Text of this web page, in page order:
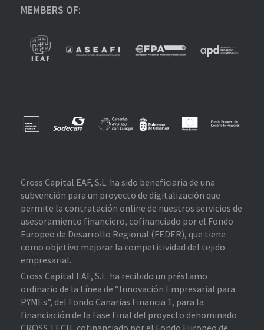
MEMBERS OF:
Cross Capital EAF, S.L. ha sido beneficiaria de una
subvención para un proyecto de digitalización que
permite la contratación online de nuestros servicios de
asesoramiento financiero, cofinanciado por el Fondo
Europeo de Desarrollo Regional (FEDER), que tiene
como objetivo mejorar la competitividad del tejido
empresarial.
Cross Capital EAF, S.L. ha recibido un préstamo
ordinario de la Línea de “Innovación Empresarial para
PYMEs”, del Fondo Canarias Financia 1, para la
financiación de la Fase Final del proyecto denominado